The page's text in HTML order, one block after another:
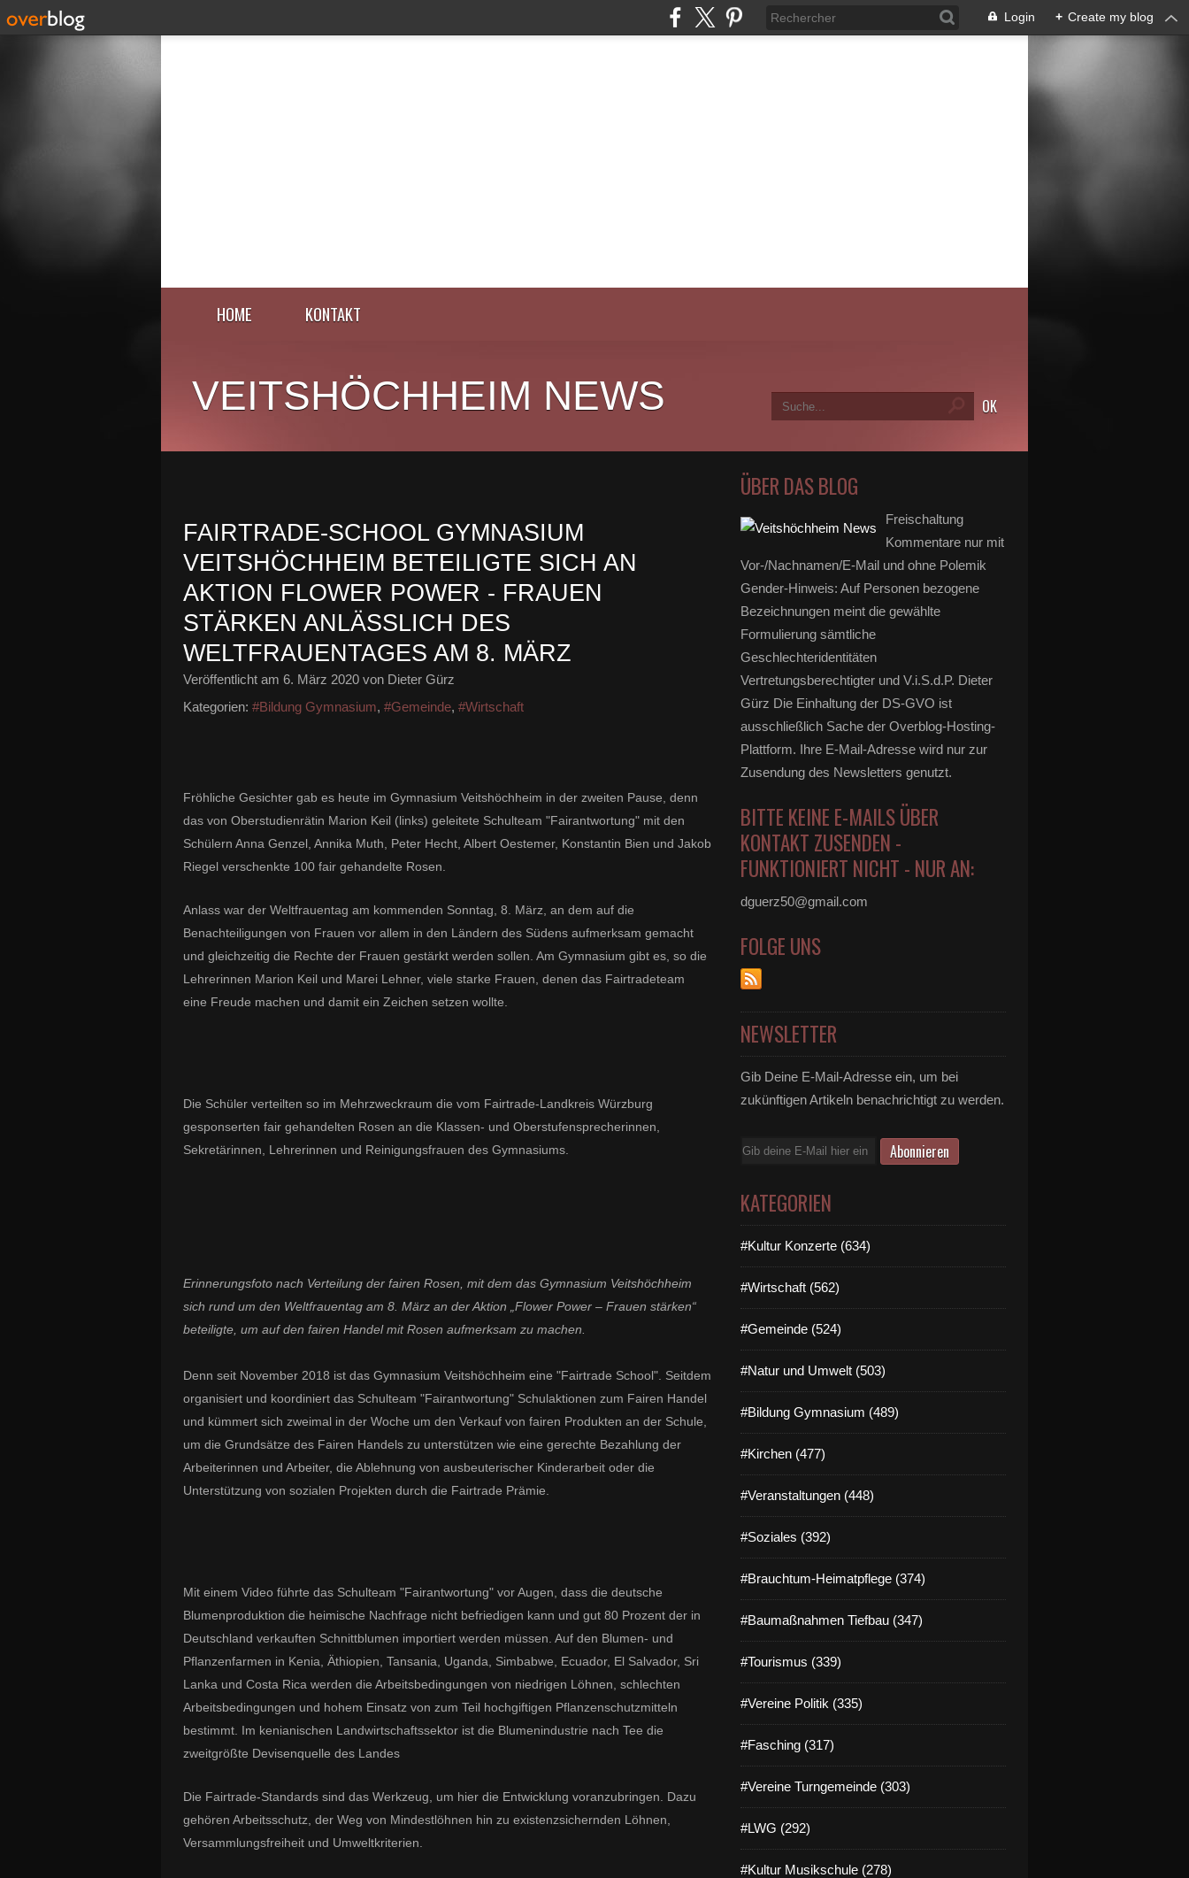
Login + Create my blog
HOME KONTAKT
VEITSHÖCHHEIM NEWS
FAIRTRADE-SCHOOL GYMNASIUM
VEITSHÖCHHEIM BETEILIGTE SICH AN
AKTION FLOWER POWER - FRAUEN
STÄRKEN ANLÄSSLICH DES
WELTFRAUENTAGES AM 8. MÄRZ
Veröffentlicht am 6. März 2020 von Dieter Gürz
Kategorien: #Bildung Gymnasium, #Gemeinde, #Wirtschaft
Fröhliche Gesichter gab es heute im Gymnasium Veitshöchheim in der zweiten Pause, denn
das von Oberstudienrätin Marion Keil (links) geleitete Schulteam "Fairantwortung" mit den
Schülern Anna Genzel, Annika Muth, Peter Hecht, Albert Oestemer, Konstantin Bien und Jakob
Riegel verschenkte 100 fair gehandelte Rosen.
Anlass war der Weltfrauentag am kommenden Sonntag, 8. März, an dem auf die
Benachteiligungen von Frauen vor allem in den Ländern des Südens aufmerksam gemacht
und gleichzeitig die Rechte der Frauen gestärkt werden sollen. Am Gymnasium gibt es, so die
Lehrerinnen Marion Keil und Marei Lehner, viele starke Frauen, denen das Fairtradeteam
eine Freude machen und damit ein Zeichen setzen wollte.
Die Schüler verteilten so im Mehrzweckraum die vom Fairtrade-Landkreis Würzburg
gesponserten fair gehandelten Rosen an die Klassen- und Oberstufensprecherinnen,
Sekretärinnen, Lehrerinnen und Reinigungsfrauen des Gymnasiums.
Erinnerungsfoto nach Verteilung der fairen Rosen, mit dem das Gymnasium Veitshöchheim
sich rund um den Weltfrauentag am 8. März an der Aktion „Flower Power – Frauen stärken“
beteiligte, um auf den fairen Handel mit Rosen aufmerksam zu machen.
Denn seit November 2018 ist das Gymnasium Veitshöchheim eine "Fairtrade School". Seitdem
organisiert und koordiniert das Schulteam "Fairantwortung" Schulaktionen zum Fairen Handel
und kümmert sich zweimal in der Woche um den Verkauf von fairen Produkten an der Schule,
um die Grundsätze des Fairen Handels zu unterstützen wie eine gerechte Bezahlung der
Arbeiterinnen und Arbeiter, die Ablehnung von ausbeuterischer Kinderarbeit oder die
Unterstützung von sozialen Projekten durch die Fairtrade Prämie.
Mit einem Video führte das Schulteam "Fairantwortung" vor Augen, dass die deutsche
Blumenproduktion die heimische Nachfrage nicht befriedigen kann und gut 80 Prozent der in
Deutschland verkauften Schnittblumen importiert werden müssen. Auf den Blumen- und
Pflanzenfarmen in Kenia, Äthiopien, Tansania, Uganda, Simbabwe, Ecuador, El Salvador, Sri
Lanka und Costa Rica werden die Arbeitsbedingungen von niedrigen Löhnen, schlechten
Arbeitsbedingungen und hohem Einsatz von zum Teil hochgiftigen Pflanzenschutzmitteln
bestimmt. Im kenianischen Landwirtschaftssektor ist die Blumenindustrie nach Tee die
zweitgrößte Devisenquelle des Landes
Die Fairtrade-Standards sind das Werkzeug, um hier die Entwicklung voranzubringen. Dazu
gehören Arbeitsschutz, der Weg von Mindestlöhnen hin zu existenzsichernden Löhnen,
Versammlungsfreiheit und Umweltkriterien.
ÜBER DAS BLOG
Freischaltung
Kommentare nur mit
Vor-/Nachnamen/E-Mail und ohne Polemik
Gender-Hinweis: Auf Personen bezogene
Bezeichnungen meint die gewählte
Formulierung sämtliche
Geschlechteridentitäten
Vertretungsberechtigter und V.i.S.d.P. Dieter
Gürz Die Einhaltung der DS-GVO ist
ausschließlich Sache der Overblog-Hosting-
Plattform. Ihre E-Mail-Adresse wird nur zur
Zusendung des Newsletters genutzt.
BITTE KEINE E-MAILS ÜBER
KONTAKT ZUSENDEN -
FUNKTIONIERT NICHT - NUR AN:
dguerz50@gmail.com
FOLGE UNS
NEWSLETTER
Gib Deine E-Mail-Adresse ein, um bei
zukünftigen Artikeln benachrichtigt zu werden.
E-
KATEGORIEN
#Kultur Konzerte (634)
#Wirtschaft (562)
#Gemeinde (524)
#Natur und Umwelt (503)
#Bildung Gymnasium (489)
#Kirchen (477)
#Veranstaltungen (448)
#Soziales (392)
#Brauchtum-Heimatpflege (374)
#Baumaßnahmen Tiefbau (347)
#Tourismus (339)
#Vereine Politik (335)
#Fasching (317)
#Vereine Turngemeinde (303)
#LWG (292)
#Kultur Musikschule (278)